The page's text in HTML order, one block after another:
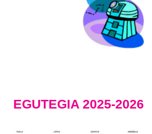
EGUTEGIA 2025-2026